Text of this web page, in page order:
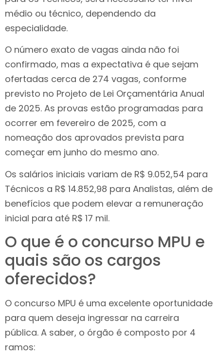
médio ou técnico, dependendo da
especialidade.
O número exato de vagas ainda não foi
confirmado, mas a expectativa é que sejam
ofertadas cerca de 274 vagas, conforme
previsto no Projeto de Lei Orçamentária Anual
de 2025. As provas estão programadas para
ocorrer em fevereiro de 2025, com a
nomeação dos aprovados prevista para
começar em junho do mesmo ano.
Os salários iniciais variam de R$ 9.052,54 para
Técnicos a R$ 14.852,98 para Analistas, além de
benefícios que podem elevar a remuneração
inicial para até R$ 17 mil.
O que é o concurso MPU e
quais são os cargos
oferecidos?
O concurso MPU é uma excelente oportunidade
para quem deseja ingressar na carreira
pública. A saber, o órgão é composto por 4
ramos: